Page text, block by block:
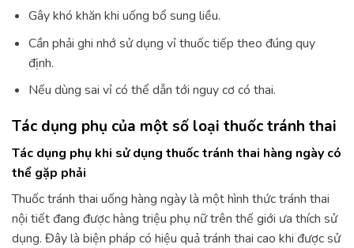
Gây khó khăn khi uống bổ sung liều.
Cần phải ghi nhớ sử dụng vỉ thuốc tiếp theo đúng quy
định.
Nếu dùng sai vỉ có thể dẫn tới nguy cơ có thai.
Tác dụng phụ của một số loại thuốc tránh thai
Tác dụng phụ khi sử dụng thuốc tránh thai hàng ngày có
thể gặp phải
Thuốc tránh thai uống hàng ngày là một hình thức tránh thai
nội tiết đang được hàng triệu phụ nữ trên thế giới ưa thích sử
dụng. Đây là biện pháp có hiệu quả tránh thai cao khi được sử